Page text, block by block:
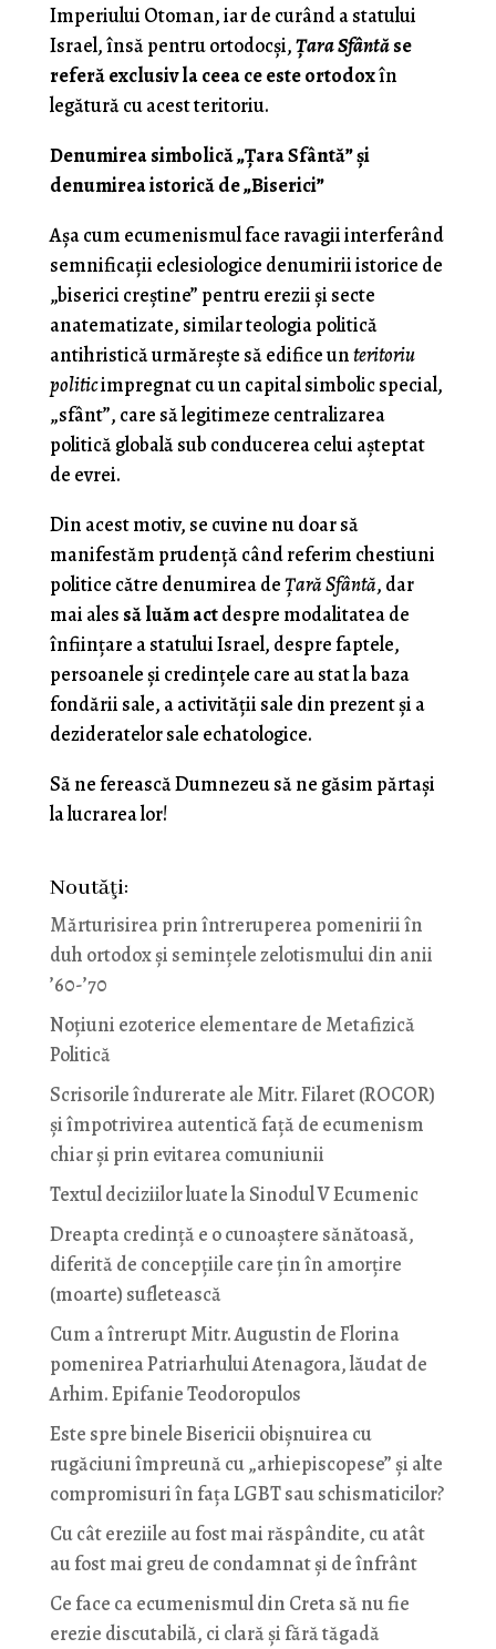
Imperiului Otoman, iar de curând a statului
Israel, însă pentru ortodocşi,Ţara Sfântăse
referă exclusiv la ceea ce este ortodoxîn
legătură cu acest teritoriu.
Denumirea simbolică „Ţara Sfântă” şi
denumirea istorică de „Biserici”
Aşa cum ecumenismul face ravagii interferând
semnificaţii eclesiologice denumirii istorice de
„biserici creştine” pentru erezii şi secte
anatematizate, similar teologia politică
antihristică urmăreşte să edifice unteritoriu
politicimpregnat cu un capital simbolic special,
„sfânt”, care să legitimeze centralizarea
politică globală sub conducerea celui aşteptat
de evrei.
Din acest motiv, se cuvine nu doar să
manifestăm prudenţă când referim chestiuni
politice către denumirea deŢară Sfântă, dar
mai ales să luăm actdespre modalitatea de
înfiinţare a statului Israel, despre faptele,
persoanele şi credinţele care au stat la baza
fondării sale, a activităţii sale din prezent şi a
dezideratelor sale echatologice.
Să ne ferească Dumnezeu să ne găsim părtaşi
la lucrarea lor!
Noutăţi:
Mărturisirea prin întreruperea pomenirii în
duh ortodox și semințele zelotismului din anii
’60-’70
Noţiuni ezoterice elementare de Metafizică
Politică
Scrisorile îndurerate ale Mitr. Filaret (ROCOR)
și împotrivirea autentică față de ecumenism
chiar și prin evitarea comuniunii
Textul deciziilor luate la Sinodul V Ecumenic
Dreapta credință e o cunoaștere sănătoasă,
diferită de concepțiile care țin în amorțire
(moarte) sufletească
Cum a întrerupt Mitr. Augustin de Florina
pomenirea Patriarhului Atenagora, lăudat de
Arhim. Epifanie Teodoropulos
Este spre binele Bisericii obișnuirea cu
rugăciuni împreună cu „arhiepiscopese” și alte
compromisuri în fața LGBT sau schismaticilor?
Cu cât ereziile au fost mai răspândite, cu atât
au fost mai greu de condamnat și de înfrânt
Ce face ca ecumenismul din Creta să nu fie
erezie discutabilă, ci clară și fără tăgadă